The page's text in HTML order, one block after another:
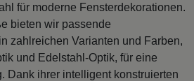
für moderne Fensterdekorationen.
bieten wir passende
zahlreichen Varianten und Farben,
und Edelstahl-Optik, für eine
Dank ihrer intelligent konstruierten